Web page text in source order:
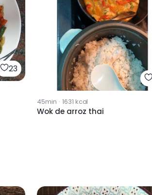
23
45min · 1631 kcal
Wok de arroz thai